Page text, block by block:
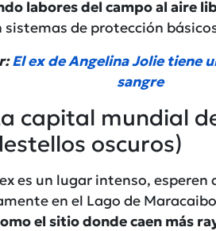
labores del campo al aire
de protección
El ex de Angelina Jolie tiene
sangre
capital mundial
oscuros)
es un lugar intenso, esperen
en el Lago de
el sitio donde caen más